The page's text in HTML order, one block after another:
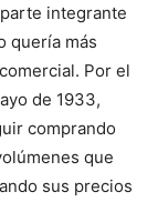
integrante
quería más
Por el
de 1933,
comprando
que
sus precios